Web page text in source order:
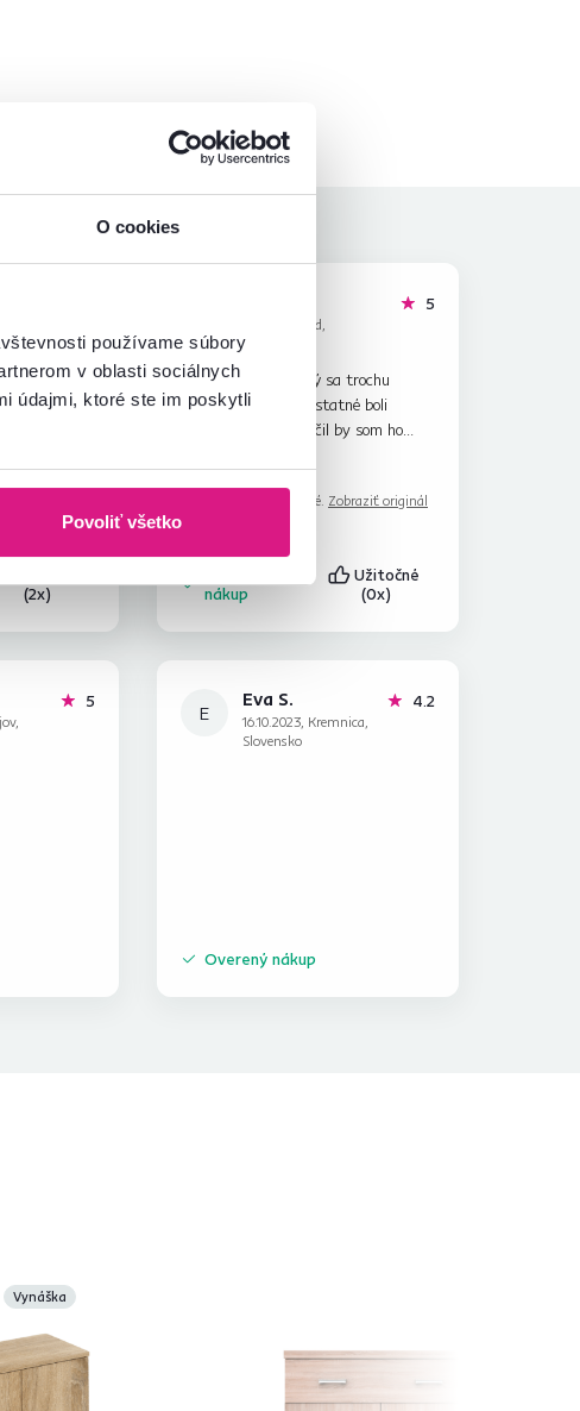
O cookies
používame súbory
v oblasti sociálnych
údajmi, ktoré ste im poskytli
Povoliť všetko
tovaru
(2x)
2.6.2026, Göd,
Maďarsko
5hviezdičiek
Kúpil som si tri. Prvý sa trochu
ťažšie inštaloval. Ostatné boli
jednoduché. Odporučil by som ho
Automaticky preložené. Zobraziť originál
(maďarčina)
nákup
Užitočné
(0x)
5hviezdičiek
E
Eva S.
16.10.2023, Kremnica,
Slovensko
4.2
Overený nákup
Vynáška